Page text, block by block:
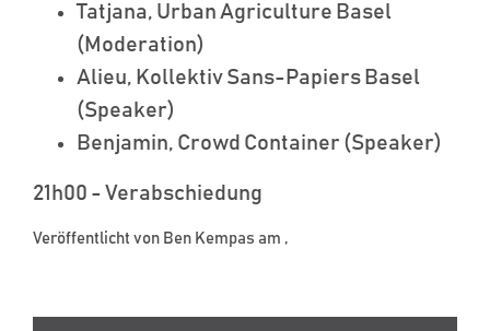
Tatjana, Urban Agriculture Basel
(Moderation)
Alieu, Kollektiv Sans-Papiers Basel
(Speaker)
Benjamin, Crowd Container (Speaker)
21h00 - Verabschiedung
Veröffentlicht von Ben Kempas am ,